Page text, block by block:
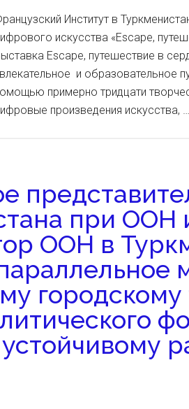
Институт в
искусства «Escape,
Escape, путешествие в
и образовательное
примерно тридцати
произведения искусства, …
при ООН
ООН в